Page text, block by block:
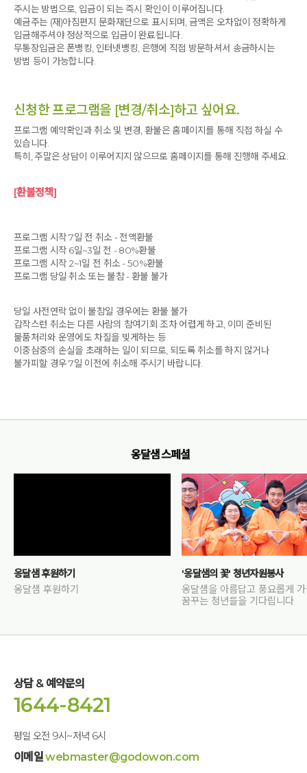
주시는 방법으로, 입금이 되는 즉시 확인이 이루어집니다.
예금주는 (재)아침편지 문화재단으로 표시되며, 금액은 오차없이 정확하게
입금해주셔야 정상적으로 입금이 완료됩니다.
무통장입금은 폰뱅킹, 인터넷뱅킹, 은행에 직접 방문하셔서 송금하시는
방법 등이 가능합니다.
신청한 프로그램을 [변경/취소]하고 싶어요.
프로그램 예약확인과 취소 및 변경, 환불은 홈페이지를 통해 직접 하실 수
있습니다.
특히, 주말은 상담이 이루어지지 않으므로 홈페이지를 통해 진행해 주세요.
[환불정책]
프로그램 시작 7일 전 취소 - 전액환불
프로그램 시작 6일~3일 전 - 80%환불
프로그램 시작 2~1일 전 취소 - 50%환불
프로그램 당일 취소 또는 불참 - 환불 불가
당일 사전연락 없이 불참일 경우에는 환불 불가
갑작스런 취소는 다른 사람의 참여기회 조차 어렵게 하고, 이미 준비된
물품처리와 운영에도 차질을 빚게하는 등
이중삼중의 손실을 초래하는 일이 되므로, 되도록 취소를 하지 않거나
불가피할 경우 7일 이전에 취소해 주시기 바랍니다.
옹달샘 스페셜
옹달샘 후원하기
옹달샘 후원하기
'옹달샘의 꽃' 청년자원봉사
옹달샘을 아름답고 풍요롭게
꿈꾸는 청년들을 기다립니다
상담 & 예약문의
1644-8421
평일 오전 9시~저녁 6시
이메일webmaster@godowon.com